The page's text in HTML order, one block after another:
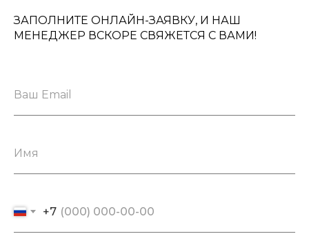
ЗАПОЛНИТЕ ОНЛАЙН-ЗАЯВКУ, И НАШ
МЕНЕДЖЕР ВСКОРЕ СВЯЖЕТСЯ С ВАМИ!
Ваш Email
Имя
+7